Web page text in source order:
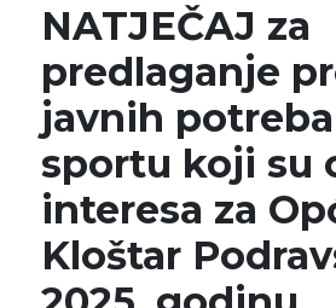
NATJEČAJ za
predlaganje
javnih
sportu koji su
interesa za
Kloštar